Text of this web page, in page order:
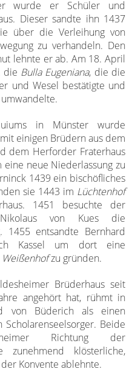
wurde er Schüler und
Dieser sandte ihn 1437
über die Verleihung von
zu verhandeln. Den
lehnte er ab. Am 18. April
die Bulla Eugeniana, die die
und Wesel bestätigte und
in Münster wurde
einigen Brüdern aus dem
dem Herforder Fraterhaus
neue Niederlassung zu
1439 ein bischöfliches
sie 1443 im Lüchtenhof
1451 besuchte der
Nikolaus von Kues die
1455 entsandte Bernhard
Kassel um dort eine
Weißenhofzu gründen.
Brüderhaus seit
angehört hat, rühmt in
von Büderich als einen
Beide
Richtung der
zunehmend klösterliche,
Konvente ablehnte.